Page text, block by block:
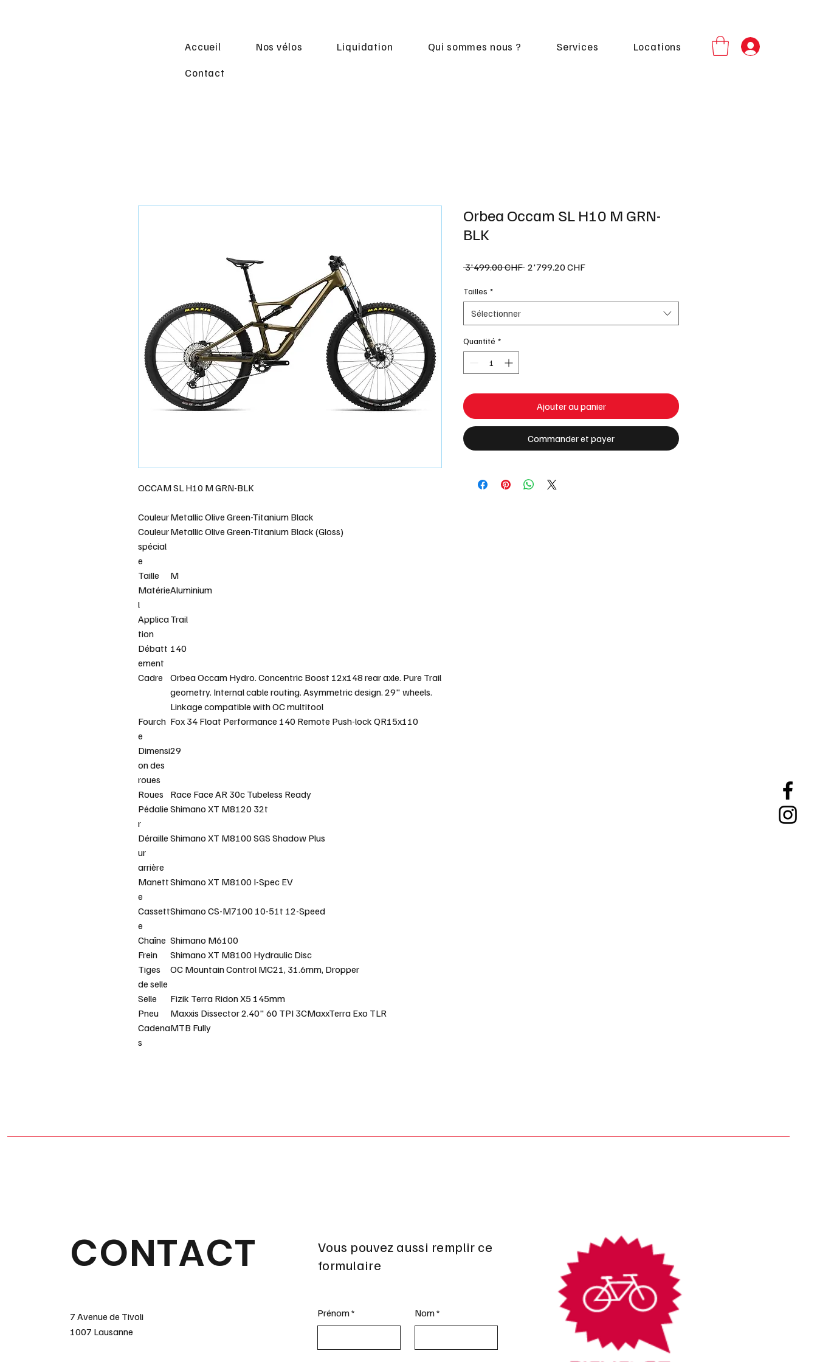
Accueil Nos vélos Liquidation Qui sommes nous ? Services Locations
Contact
OCCAM SL H10 M GRN-BLK
CouleurMetallic Olive Green-Titanium Black
Couleur
spécial
e
Metallic Olive Green-Titanium Black (Gloss)
Taille
M
Matérie
l
Aluminium
Applica
tion
Trail
Débatt
ement
140
Cadre
Orbea Occam Hydro. Concentric Boost 12x148 rear axle. Pure Trail
geometry. Internal cable routing. Asymmetric design. 29" wheels.
Linkage compatible with OC multitool
Fourch
e
Fox 34 Float Performance 140 Remote Push-lock QR15x110
Dimensi
on des
roues
29
Roues
Race Face AR 30c Tubeless Ready
Pédalie
r
Shimano XT M8120 32t
Déraille
ur
arrière
Shimano XT M8100 SGS Shadow Plus
Manett
e
Shimano XT M8100 I-Spec EV
Cassett
e
Shimano CS-M7100 10-51t 12-Speed
Chaîne Shimano M6100
Frein
Shimano XT M8100 Hydraulic Disc
Tiges
de selle
OC Mountain Control MC21, 31.6mm, Dropper
Selle
Fizik Terra Ridon X5 145mm
Pneu
Maxxis Dissector 2.40" 60 TPI 3CMaxxTerra Exo TLR
Cadena
s
MTB Fully
Orbea Occam SL H10 M GRN-
BLK
3'499.00 CHF Prix
2'799.20 CHFPrix
Tailles *
Sélectionner
Quantité *
Ajouter au panier
Commander et payer
CONTACT
7 Avenue de Tivoli
1007 Lausanne
Vous pouvez aussi remplir ce
formulaire
Prénom Nom